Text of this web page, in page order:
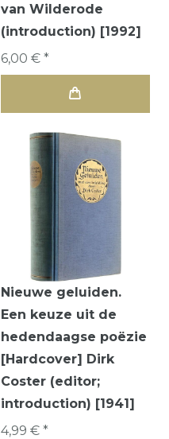
van Wilderode
(introduction) [1992]
6,00 € *
Nieuwe geluiden.
Een keuze uit de
hedendaagse poëzie
[Hardcover] Dirk
Coster (editor;
introduction) [1941]
4,99 € *